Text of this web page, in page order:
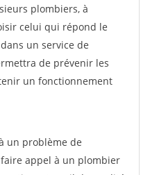
plombiers, à
celui qui répond le
un service de
de prévenir les
un fonctionnement
un problème de
appel à un plombier